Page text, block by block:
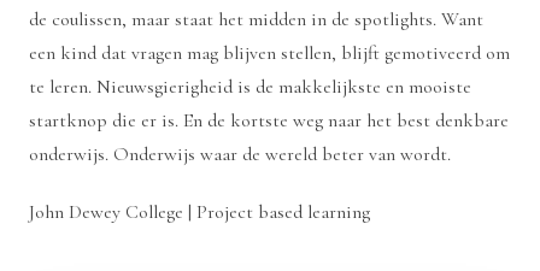
de coulissen, maar staat het midden in de spotlights. Want
een kind dat vragen mag blijven stellen, blijft gemotiveerd om
te leren. Nieuwsgierigheid is de makkelijkste en mooiste
startknop die er is. En de kortste weg naar het best denkbare
onderwijs. Onderwijs waar de wereld beter van wordt.
John Dewey College | Project based learning